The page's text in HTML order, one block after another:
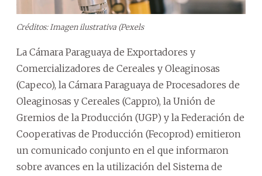
Créditos: Imagen ilustrativa (Pexels
La Cámara Paraguaya de Exportadores y
Comercializadores de Cereales y Oleaginosas
(Capeco), la Cámara Paraguaya de Procesadores de
Oleaginosas y Cereales (Cappro), la Unión de
Gremios de la Producción (UGP) y la Federación de
Cooperativas de Producción (Fecoprod) emitieron
un comunicado conjunto en el que informaron
sobre avances en la utilización del Sistema de